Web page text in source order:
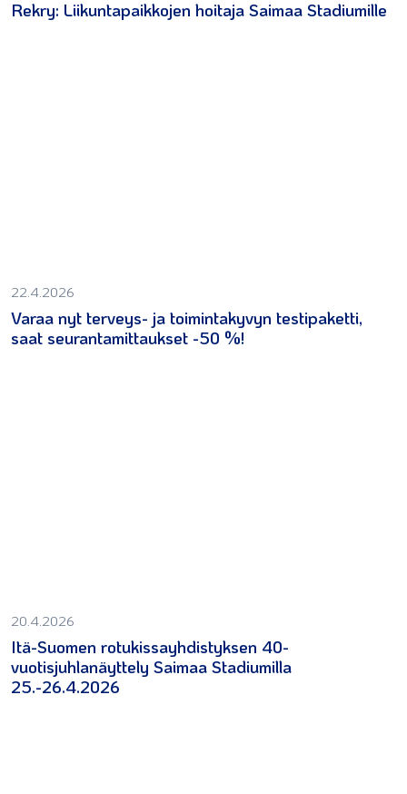
Rekry: Liikuntapaikkojen hoitaja Saimaa Stadiumille
22.4.2026
Varaa nyt terveys- ja toimintakyvyn testipaketti,
saat seurantamittaukset -50 %!
20.4.2026
Itä-Suomen rotukissayhdistyksen 40-
vuotisjuhlanäyttely Saimaa Stadiumilla
25.-26.4.2026